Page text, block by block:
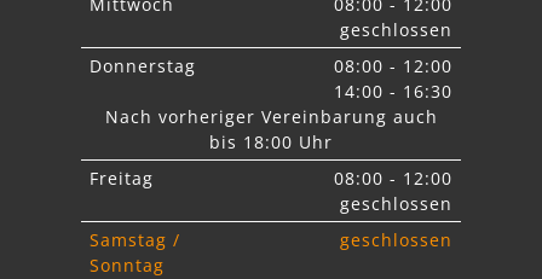
geschlossen
Donnerstag
08:00 - 12:00
14:00 - 16:30
Nach vorheriger Vereinbarung auch
bis 18:00 Uhr
Freitag
08:00 - 12:00
geschlossen
Samstag /
Sonntag
geschlossen